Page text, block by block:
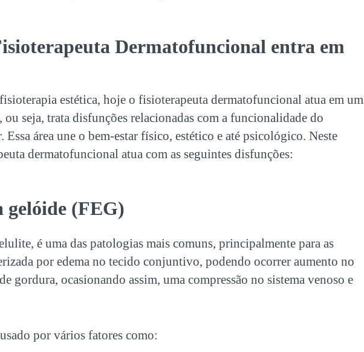
Dermatofuncional entra em
estética, hoje o fisioterapeuta dermatofuncional atua em um
ou seja, trata disfunções relacionadas com a funcionalidade do
Essa área une o bem-estar físico, estético e até psicológico. Neste
dermatofuncional atua com as seguintes disfunções:
gelóide (FEG)
é uma das patologias mais comuns, principalmente para as
por edema no tecido conjuntivo, podendo ocorrer aumento no
gordura, ocasionando assim, uma compressão no sistema venoso e
por vários fatores como: